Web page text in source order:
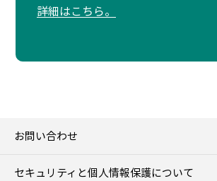
詳細はこちら。
お問い合わせ
セキュリティと個人情報保護について